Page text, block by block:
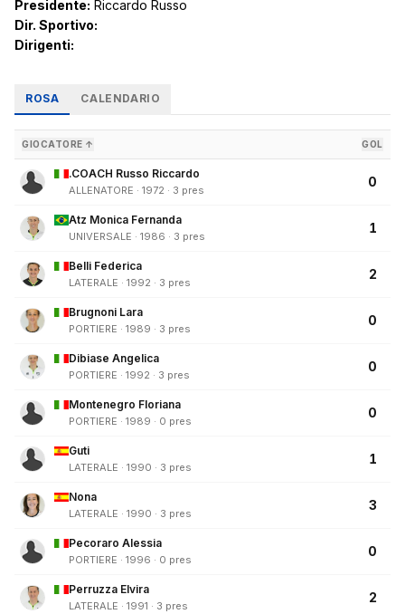
Presidente: Riccardo Russo
Dir. Sportivo:
Dirigenti:
ROSA CALENDARIO
GIOCATORE ↑ GOL
.COACH Russo Riccardo
ALLENATORE · 1972 · 3 pres
0
Atz Monica Fernanda
UNIVERSALE · 1986 · 3 pres
1
Belli Federica
LATERALE · 1992 · 3 pres
2
Brugnoni Lara
PORTIERE · 1989 · 3 pres
0
Dibiase Angelica
PORTIERE · 1992 · 3 pres
0
Montenegro Floriana
PORTIERE · 1989 · 0 pres
0
Guti
LATERALE · 1990 · 3 pres
1
Nona
LATERALE · 1990 · 3 pres
3
Pecoraro Alessia
PORTIERE · 1996 · 0 pres
0
Perruzza Elvira
LATERALE · 1991 · 3 pres
2